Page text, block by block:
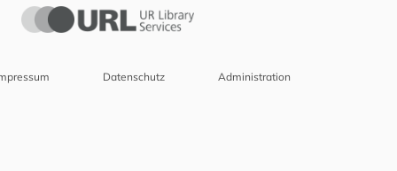
Datenschutz Administration